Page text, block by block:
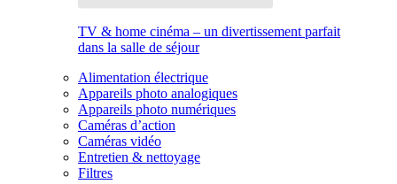
TV & home cinéma – un divertissement parfait
dans la salle de séjour
Alimentation électrique
Appareils photo analogiques
Appareils photo numériques
Caméras d’action
Caméras vidéo
Entretien & nettoyage
Filtres